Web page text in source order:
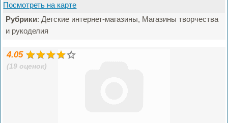
Посмотреть на карте
Рубрики: Детские интернет-магазины, Магазины творчества
и рукоделия
4.05
(19 оценок)